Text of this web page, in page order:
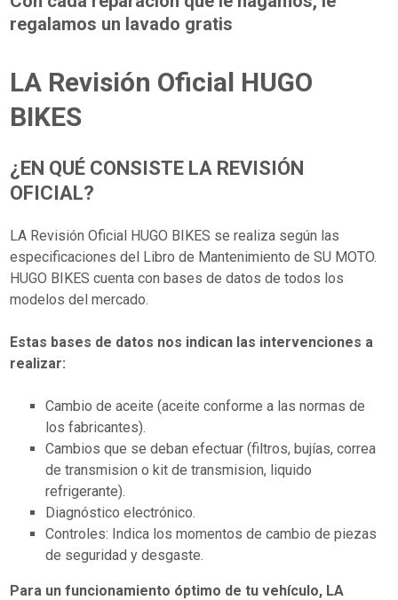
regalamos un lavado gratis
LA Revisión Oficial HUGO
BIKES
¿EN QUÉ CONSISTE LA REVISIÓN
OFICIAL?
LA Revisión Oficial HUGO BIKES se realiza según las
especificaciones del Libro de Mantenimiento de SU MOTO.
HUGO BIKES cuenta con bases de datos de todos los
modelos del mercado.
Estas bases de datos nos indican las intervenciones a
realizar:
Cambio de aceite (aceite conforme a las normas de
los fabricantes).
Cambios que se deban efectuar (filtros, bujías, correa
de transmision o kit de transmision, liquido
refrigerante).
Diagnóstico electrónico.
Controles: Indica los momentos de cambio de piezas
de seguridad y desgaste.
Para un funcionamiento óptimo de tu vehículo, LA